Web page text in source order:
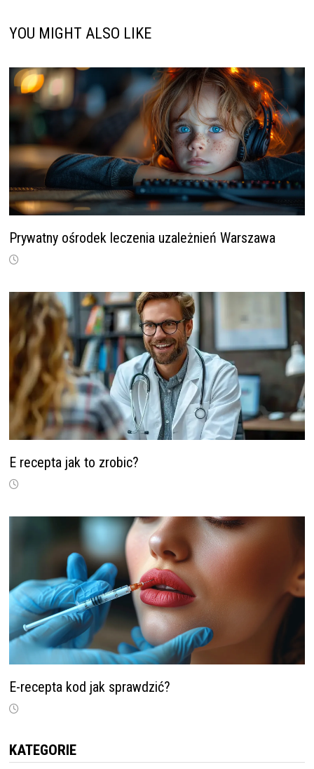
YOU MIGHT ALSO LIKE
Prywatny ośrodek leczenia uzależnień Warszawa
E recepta jak to zrobic?
E-recepta kod jak sprawdzić?
KATEGORIE